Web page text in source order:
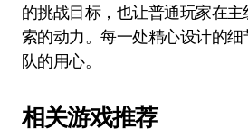
的挑战目标，也让普通玩家在
索的动力。每一处精心设计的
队的用心。
相关游戏推荐